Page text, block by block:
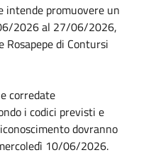
intende promuovere un
2026 al 27/06/2026,
Rosapepe di Contursi
corredate
i codici previsti e
dovranno
10/06/2026.